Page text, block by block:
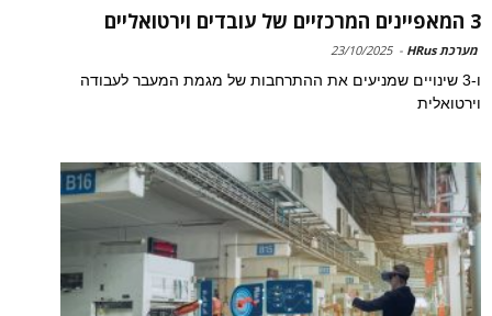
3 המאפיינים המרכזיים של עובדים וירטואליים
מערכת HRus -
23/10/2025
ו-3 שינויים שמניעים את ההתרחבות של מגמת המעבר לעבודה
וירטואלית